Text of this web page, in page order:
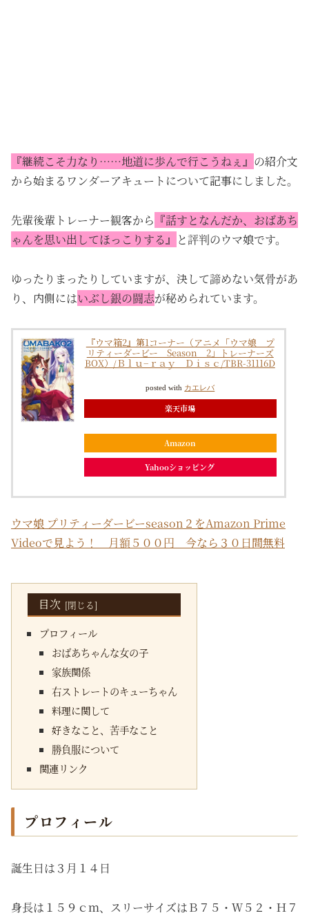
『継続こそ力なり……地道に歩んで行こうねぇ』 の紹介文
から始まるワンダーアキュートについて記事にしました。
先輩後輩トレーナー観客から 『話すとなんだか、おばあち
ゃんを思い出してほっこりする』 と評判のウマ娘です。
ゆったりまったりしていますが、決して諦めない気骨があ
り、内側にはいぶし銀の闘志が秘められています。
『ウマ箱2』第1コーナー（アニメ「ウマ娘 プ
リティーダービー Season 2」トレーナーズ
BOX）/Ｂｌｕ−ｒａｙ Ｄｉｓｃ/TBR-31116D
posted with カエレバ
楽天市場
Amazon
Yahooショッピング
ウマ娘 プリティーダービーseason２をAmazon Prime
Videoで見よう！ 月額５００円 今なら３０日間無料
目次
プロフィール
おばあちゃんな女の子
家族関係
右ストレートのキューちゃん
料理に関して
好きなこと、苦手なこと
勝負服について
関連リンク
プロフィール
誕生日は３月１４日
身長は１５９ｃｍ、スリーサイズはＢ７５・Ｗ５２・Ｈ７